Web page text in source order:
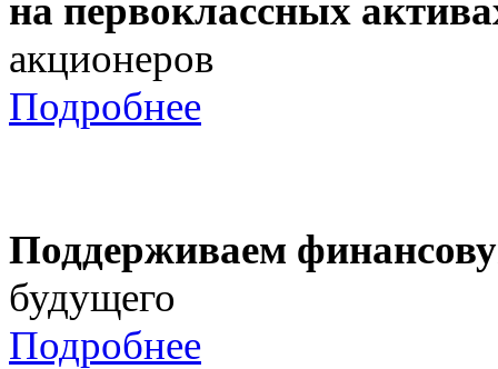
на первоклассных
акционеров
Подробнее
Поддерживаем
будущего
Подробнее